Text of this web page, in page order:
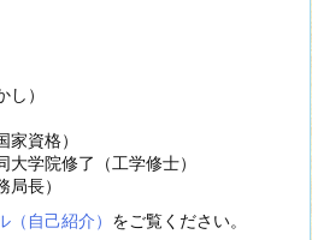
）
家資格）
大学院修了（工学修士）
長）
自己紹介） をご覧ください。